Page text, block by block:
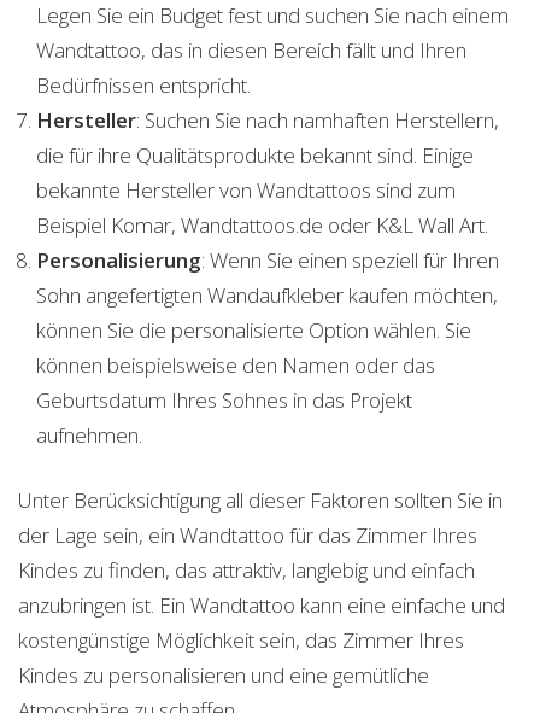
Legen Sie ein Budget fest und suchen Sie nach einem
Wandtattoo, das in diesen Bereich fällt und Ihren
Bedürfnissen entspricht.
Hersteller: Suchen Sie nach namhaften Herstellern,
die für ihre Qualitätsprodukte bekannt sind. Einige
bekannte Hersteller von Wandtattoos sind zum
Beispiel Komar, Wandtattoos.de oder K&L Wall Art.
Personalisierung: Wenn Sie einen speziell für Ihren
Sohn angefertigten Wandaufkleber kaufen möchten,
können Sie die personalisierte Option wählen. Sie
können beispielsweise den Namen oder das
Geburtsdatum Ihres Sohnes in das Projekt
aufnehmen.
Unter Berücksichtigung all dieser Faktoren sollten Sie in
der Lage sein, ein Wandtattoo für das Zimmer Ihres
Kindes zu finden, das attraktiv, langlebig und einfach
anzubringen ist. Ein Wandtattoo kann eine einfache und
kostengünstige Möglichkeit sein, das Zimmer Ihres
Kindes zu personalisieren und eine gemütliche